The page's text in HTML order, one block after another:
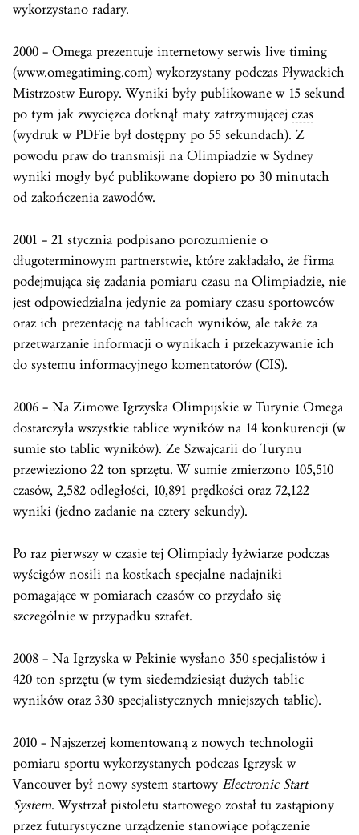
wykorzystano radary.
2000 – Omega prezentuje internetowy serwis live timing
(www.omegatiming.com) wykorzystany podczas Pływackich
Mistrzostw Europy. Wyniki były publikowane w 15 sekund
po tym jak zwycięzca dotknął maty zatrzymującej czas
(wydruk w PDFie był dostępny po 55 sekundach). Z
powodu praw do transmisji na Olimpiadzie w Sydney
wyniki mogły być publikowane dopiero po 30 minutach
od zakończenia zawodów.
2001 – 21 stycznia podpisano porozumienie o
długoterminowym partnerstwie, które zakładało, że firma
podejmująca się zadania pomiaru czasu na Olimpiadzie, nie
jest odpowiedzialna jedynie za pomiary czasu sportowców
oraz ich prezentację na tablicach wyników, ale także za
przetwarzanie informacji o wynikach i przekazywanie ich
do systemu informacyjnego komentatorów (CIS).
2006 – Na Zimowe Igrzyska Olimpijskie w Turynie Omega
dostarczyła wszystkie tablice wyników na 14 konkurencji (w
sumie sto tablic wyników). Ze Szwajcarii do Turynu
przewieziono 22 ton sprzętu. W sumie zmierzono 105,510
czasów, 2,582 odległości, 10,891 prędkości oraz 72,122
wyniki (jedno zadanie na cztery sekundy).
Po raz pierwszy w czasie tej Olimpiady łyżwiarze podczas
wyścigów nosili na kostkach specjalne nadajniki
pomagające w pomiarach czasów co przydało się
szczególnie w przypadku sztafet.
2008 – Na Igrzyska w Pekinie wysłano 350 specjalistów i
420 ton sprzętu (w tym siedemdziesiąt dużych tablic
wyników oraz 330 specjalistycznych mniejszych tablic).
2010 – Najszerzej komentowaną z nowych technologii
pomiaru sportu wykorzystanych podczas Igrzysk w
Vancouver był nowy system startowy Electronic Start
System. Wystrzał pistoletu startowego został tu zastąpiony
przez futurystyczne urządzenie stanowiące połączenie